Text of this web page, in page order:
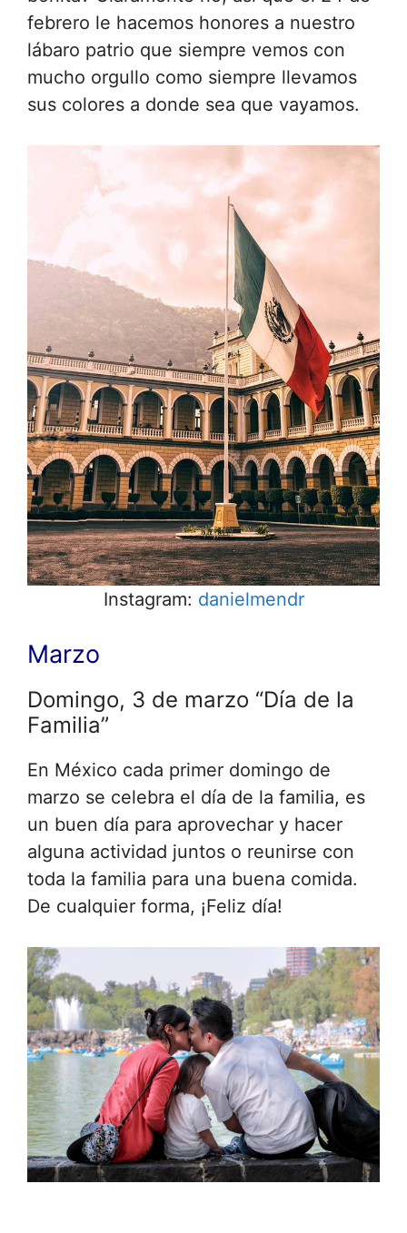
febrero le hacemos honores a nuestro
lábaro patrio que siempre vemos con
mucho orgullo como siempre llevamos
sus colores a donde sea que vayamos.
Instagram: danielmendr
Marzo
Domingo, 3 de marzo “Día de la
Familia”
En México cada primer domingo de
marzo se celebra el día de la familia, es
un buen día para aprovechar y hacer
alguna actividad juntos o reunirse con
toda la familia para una buena comida.
De cualquier forma, ¡Feliz día!